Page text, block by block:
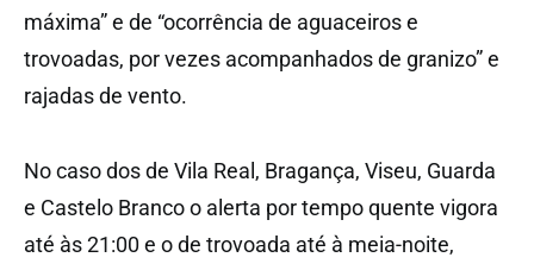
máxima” e de “ocorrência de aguaceiros e
trovoadas, por vezes acompanhados de granizo” e
rajadas de vento.
No caso dos de Vila Real, Bragança, Viseu, Guarda
e Castelo Branco o alerta por tempo quente vigora
até às 21:00 e o de trovoada até à meia-noite,